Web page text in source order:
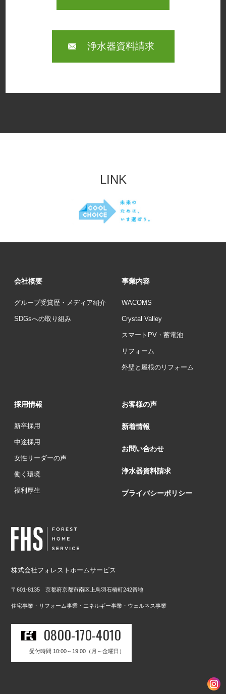
浄水器資料請求
LINK
会社概要
グループ受賞歴・メディア紹介
SDGsへの取り組み
事業内容
WACOMS
Crystal Valley
スマートPV・蓄電池
リフォーム
外壁と屋根のリフォーム
採用情報
新卒採用
中途採用
女性リーダーの声
働く環境
福利厚生
お客様の声
新着情報
お問い合わせ
浄水器資料請求
プライバシーポリシー
株式会社フォレストホームサービス
〒601-8135 京都府京都市南区上鳥羽石橋町242番地
住宅事業・リフォーム事業・エネルギー事業・ウェルネス事業
0800-170-4010
受付時間 10:00～19:00（月～金曜日）